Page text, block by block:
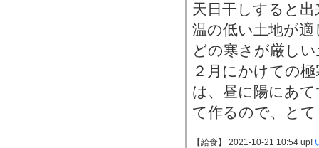
天日干しすると
温の低い土地が
どの寒さが厳し
２月にかけての
は、昼に陽にあ
て作るので、と
【給食】 2021-10-21 10:54 up!